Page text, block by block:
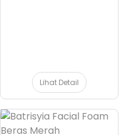
Lihat Detail